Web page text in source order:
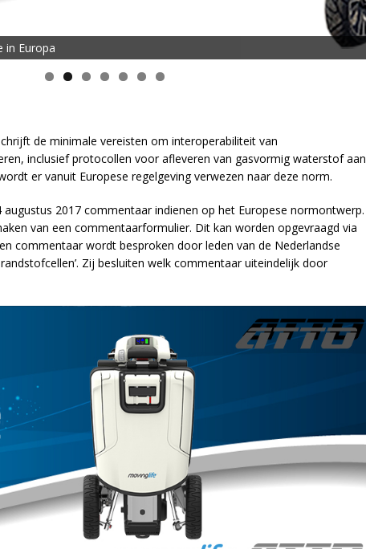
in Europa
de minimale vereisten om interoperabiliteit van
inclusief protocollen voor afleveren van gasvormig waterstof aan
er vanuit Europese regelgeving verwezen naar deze norm.
2017 commentaar indienen op het Europese normontwerp.
van een commentaarformulier. Dit kan worden opgevraagd via
commentaar wordt besproken door leden van de Nederlandse
Zij besluiten welk commentaar uiteindelijk door